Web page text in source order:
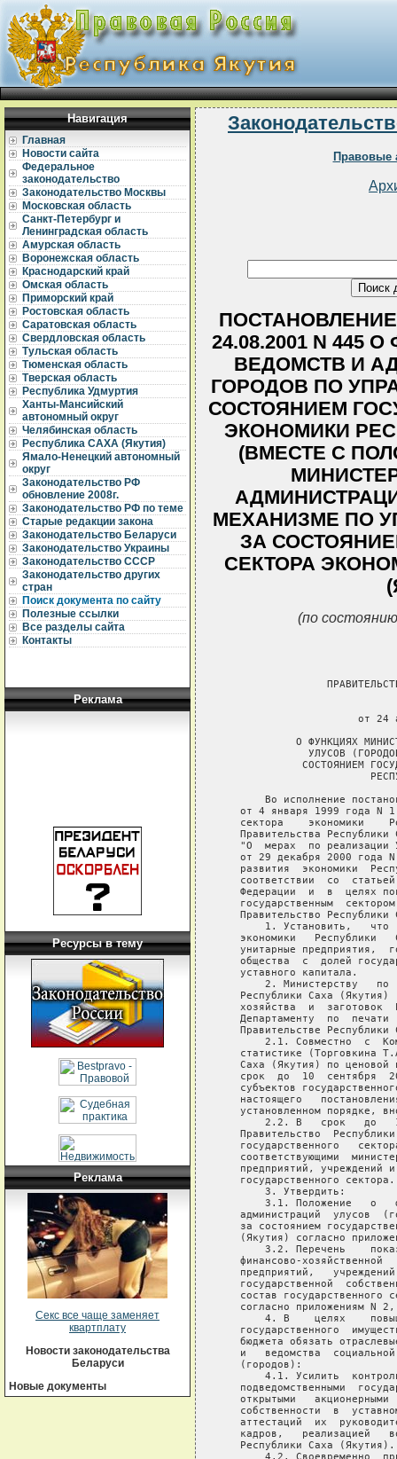
Навигация
Главная
Новости сайта
Федеральное
законодательство
Законодательство Москвы
Московская область
Санкт-Петербург и
Ленинградская область
Амурская область
Воронежская область
Краснодарский край
Омская область
Приморский край
Ростовская область
Саратовская область
Свердловская область
Тульская область
Тюменская область
Тверская область
Республика Удмуртия
Ханты-Мансийский
автономный округ
Челябинская область
Республика САХА (Якутия)
Ямало-Ненецкий автономный
округ
Законодательство РФ
обновление 2008г.
Законодательство РФ по теме
Старые редакции закона
Законодательство Беларуси
Законодательство Украины
Законодательство СССР
Законодательство других
стран
Поиск документа по сайту
Полезные ссылки
Все разделы сайта
Контакты
Реклама
Ресурсы в тему
Реклама
Секс все чаще заменяет
квартплату
Новости законодательства
Беларуси
Новые документы
Правовые
24.08.2001 N 445
ВЕДОМСТВ И
ГОРОДОВ ПО
СОСТОЯНИЕМ
ЭКОНОМИКИ
(ВМЕСТЕ С
МЕХАНИЗМЕ ПО
ЗА
СЕКТОРА
(по